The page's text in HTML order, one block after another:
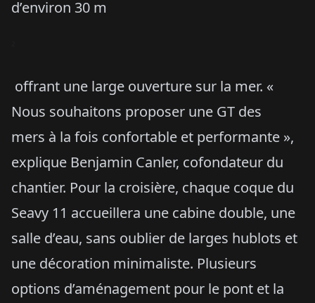
d’environ 30 m
offrant une large ouverture sur la mer. «
Nous souhaitons proposer une GT des
mers à la fois confortable et performante »,
explique Benjamin Canler, cofondateur du
chantier. Pour la croisière, chaque coque du
Seavy 11 accueillera une cabine double, une
salle d’eau, sans oublier de larges hublots et
une décoration minimaliste. Plusieurs
options d’aménagement pour le pont et la